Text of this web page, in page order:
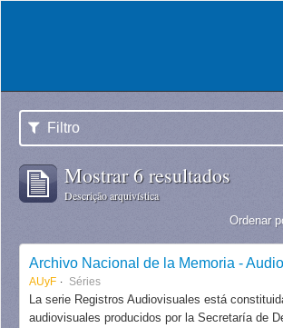
Filtro
Mostrar 6 resultados
Descrição arquivística
Ordenar
AUyF Séries
La serie Registros Audiovisuales está
audiovisuales producidos por la Secretaría de